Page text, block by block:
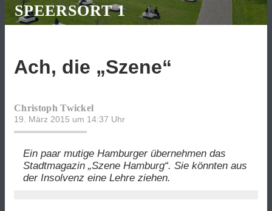
SPEERSORT 1
Ach, die „Szene“
Christoph Twickel
19. März 2015 um 14:37 Uhr
Ein paar mutige Hamburger übernehmen das
Stadtmagazin „Szene Hamburg“. Sie könnten aus
der Insolvenz eine Lehre ziehen.